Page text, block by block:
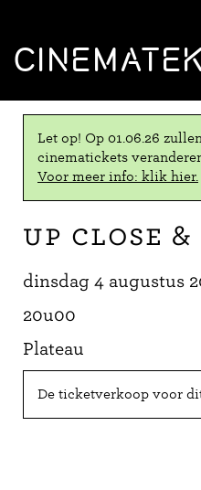
Let op! Op 01.06.26
cinematickets
Voor meer info: klik hier.
Up Close
dinsdag 4 augustus
20u00
Plateau
De ticketverkoop voor